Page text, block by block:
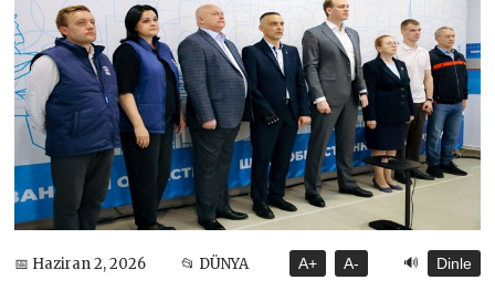
📅 Haziran 2, 2026 📂 DÜNYA A+ A- 🔊 Dinle